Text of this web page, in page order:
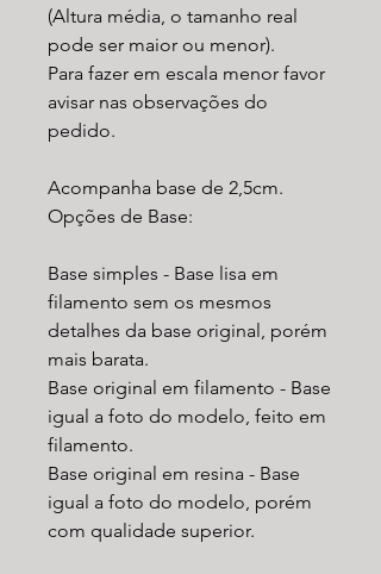
(Altura média, o tamanho real
pode ser maior ou menor).
Para fazer em escala menor favor
avisar nas observações do
pedido.
Acompanha base de 2,5cm.
Opções de Base:
Base simples - Base lisa em
filamento sem os mesmos
detalhes da base original, porém
mais barata.
Base original em filamento - Base
igual a foto do modelo, feito em
filamento.
Base original em resina - Base
igual a foto do modelo, porém
com qualidade superior.